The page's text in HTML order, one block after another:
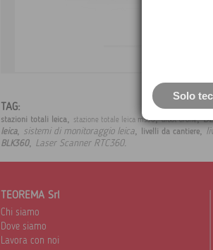
TAG:
stazioni totali leica, stazione totale leica ms60,aibot drone,
leica, sistemi di monitoraggio leica, livelli da cantiere,
BLK360, Laser Scanner RTC360.
TEOREMA Srl
Chi siamo
Dove siamo
Lavora con noi
Solo